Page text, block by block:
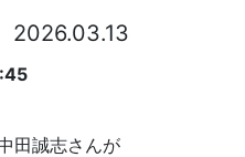
2026.03.13
田誠志さんが